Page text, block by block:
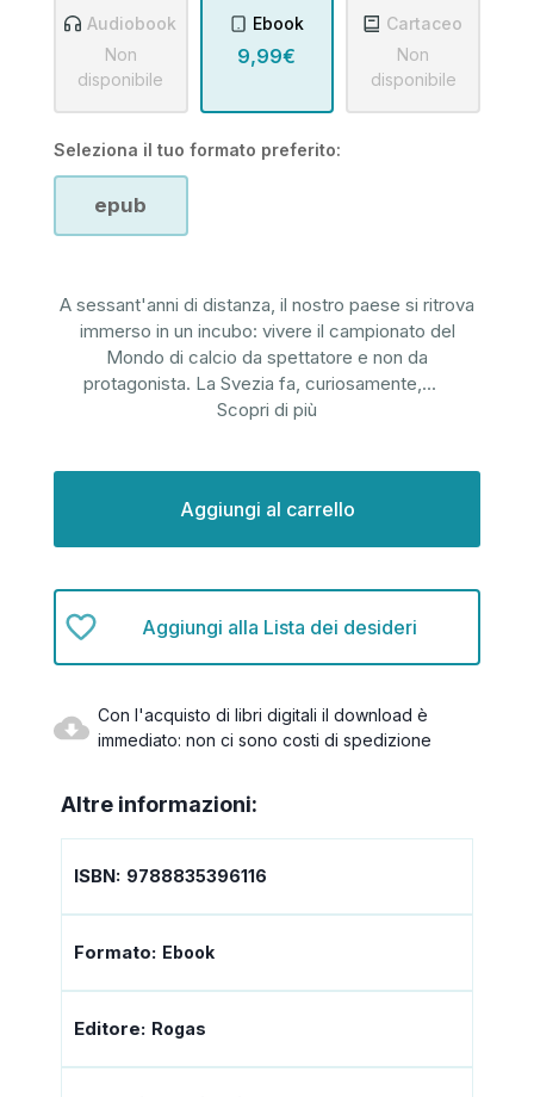
Audiobook
Non
disponibile
Ebook
9,99€
Cartaceo
Non
disponibile
Seleziona il tuo formato preferito:
epub
A sessant'anni di distanza, il nostro paese si ritrova
immerso in un incubo: vivere il campionato del
Mondo di calcio da spettatore e non da
protagonista. La Svezia fa, curiosamente,...
Scopri di più
Aggiungi alla Lista dei desideri
Con l'acquisto di libri digitali il download è
immediato: non ci sono costi di spedizione
Altre informazioni:
ISBN: 9788835396116
Formato: Ebook
Editore: Rogas